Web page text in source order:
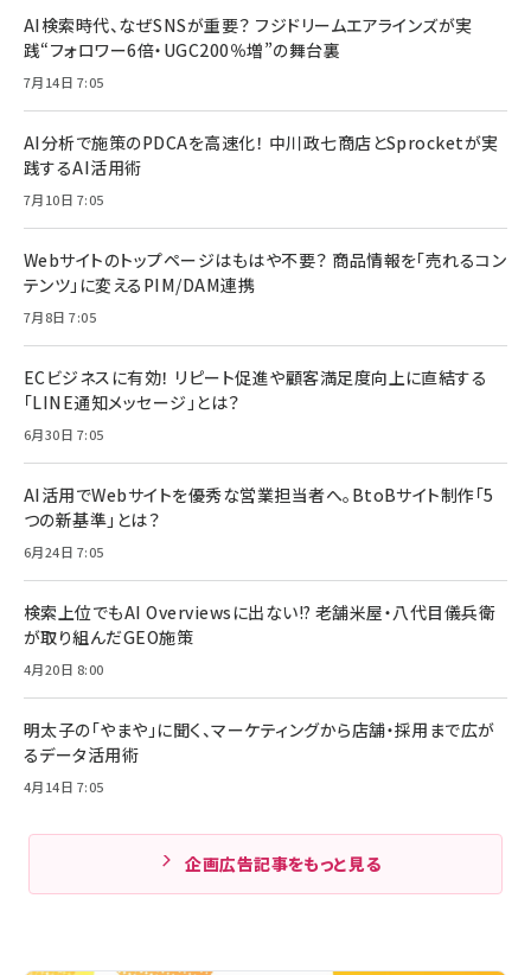
AI検索時代、なぜSNSが重要？ フジドリームエアラインズが実
践“フォロワー6倍・UGC200％増”の舞台裏
7月14日 7:05
AI分析で施策のPDCAを高速化！ 中川政七商店とSprocketが実
践するAI活用術
7月10日 7:05
Webサイトのトップページはもはや不要？ 商品情報を「売れるコン
テンツ」に変えるPIM/DAM連携
7月8日 7:05
ECビジネスに有効！ リピート促進や顧客満足度向上に直結する
「LINE通知メッセージ」とは？
6月30日 7:05
AI活用でWebサイトを優秀な営業担当者へ。BtoBサイト制作「5
つの新基準」とは？
6月24日 7:05
検索上位でもAI Overviewsに出ない!? 老舗米屋・八代目儀兵衛
が取り組んだGEO施策
4月20日 8:00
明太子の「やまや」に聞く、マーケティングから店舗・採用まで広が
るデータ活用術
4月14日 7:05
企画広告記事をもっと見る